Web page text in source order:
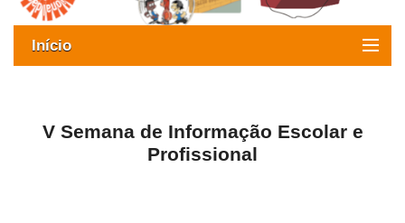
Início
Oferta formativa
V Semana de Informação Escolar e
Profissional